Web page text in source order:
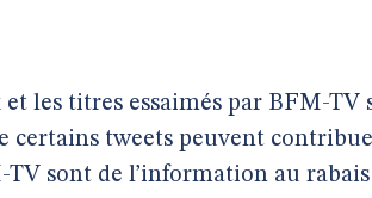
et les titres essaimés par BFM-TV
certains tweets peuvent
sont de l’information au